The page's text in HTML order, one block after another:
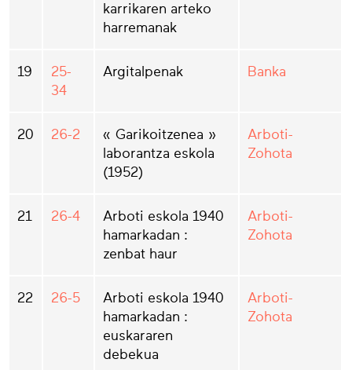
karrikaren arteko
harremanak
19
25-
34
Argitalpenak Banka
20 26-2
« Garikoitzenea »
laborantza eskola
(1952)
Arboti-
Zohota
21 26-4
Arboti eskola 1940
hamarkadan :
zenbat haur
Arboti-
Zohota
22 26-5
Arboti eskola 1940
hamarkadan :
euskararen
debekua
Arboti-
Zohota